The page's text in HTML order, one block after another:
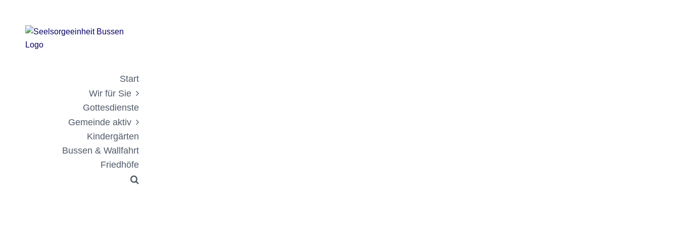
springen
Start
Wir für Sie
Gottesdienste
Gemeinde aktiv
Kindergärten
Bussen & Wallfahrt
Friedhöfe